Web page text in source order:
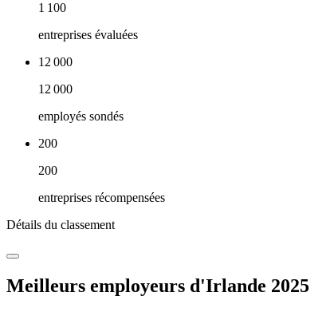
1 100
entreprises évaluées
12 000
12 000
employés sondés
200
200
entreprises récompensées
Détails du classement
Meilleurs employeurs d'Irlande 2025